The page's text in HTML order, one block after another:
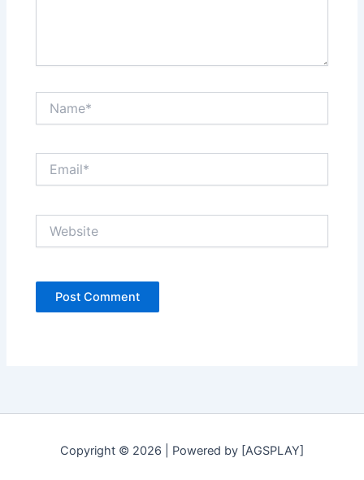
Copyright © 2026 | Powered by [AGSPLAY]